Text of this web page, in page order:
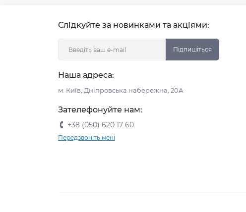
Слідкуйте за новинками та акціями:
Підпишіться
Наша адреса:
м. Київ, Дніпровська набережна, 20А
Зателефонуйте нам:
+38 (050) 620 17 60
Передзвоніть мені